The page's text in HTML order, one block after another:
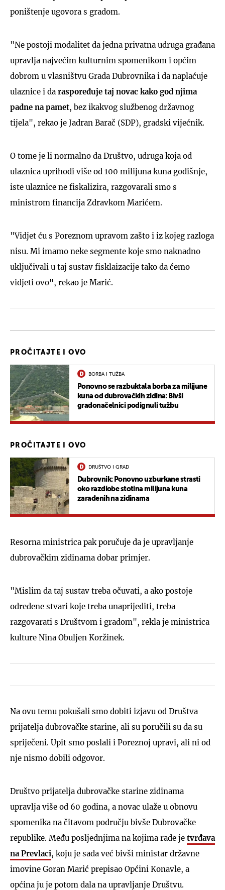
poništenje ugovora s gradom.
"Ne postoji modalitet da jedna privatna udruga građana
upravlja najvećim kulturnim spomenikom i općim
dobrom u vlasništvu Grada Dubrovnika i da naplaćuje
ulaznice i da raspoređuje taj novac kako god njima
padne na pamet, bez ikakvog službenog državnog
tijela", rekao je Jadran Barač (SDP), gradski vijećnik.
O tome je li normalno da Društvo, udruga koja od
ulaznica uprihodi više od 100 milijuna kuna godišnje,
iste ulaznice ne fiskalizira, razgovarali smo s
ministrom financija Zdravkom Marićem.
"Vidjet ću s Poreznom upravom zašto i iz kojeg razloga
nisu. Mi imamo neke segmente koje smo naknadno
uključivali u taj sustav fisklaizacije tako da ćemo
vidjeti ovo", rekao je Marić.
PROČITAJTE I OVO
BORBA I TUŽBA
Ponovno se razbuktala borba za milijune
kuna od dubrovačkih zidina: Bivši
gradonačelnici podignuli tužbu
PROČITAJTE I OVO
DRUŠTVO I GRAD
Dubrovnik: Ponovno uzburkane strasti
oko razdiobe stotina milijuna kuna
zarađenih na zidinama
Resorna ministrica pak poručuje da je upravljanje
dubrovačkim zidinama dobar primjer.
"Mislim da taj sustav treba očuvati, a ako postoje
određene stvari koje treba unaprijediti, treba
razgovarati s Društvom i gradom", rekla je ministrica
kulture Nina Obuljen Koržinek.
Na ovu temu pokušali smo dobiti izjavu od Društva
prijatelja dubrovačke starine, ali su poručili su da su
spriječeni. Upit smo poslali i Poreznoj upravi, ali ni od
nje nismo dobili odgovor.
Društvo prijatelja dubrovačke starine zidinama
upravlja više od 60 godina, a novac ulaže u obnovu
spomenika na čitavom području bivše Dubrovačke
republike. Među posljednjima na kojima rade je tvrđava
na Prevlaci, koju je sada već bivši ministar državne
imovine Goran Marić prepisao Općini Konavle, a
općina ju je potom dala na upravljanje Društvu.